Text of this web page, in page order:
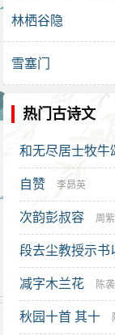
林栖谷隐
雪塞门
热门古诗文
和无尽居士牧牛
自赞 李昴英
次韵彭叔容 周
段去尘教授示书
减字木兰花 陈
秋园十首 其十